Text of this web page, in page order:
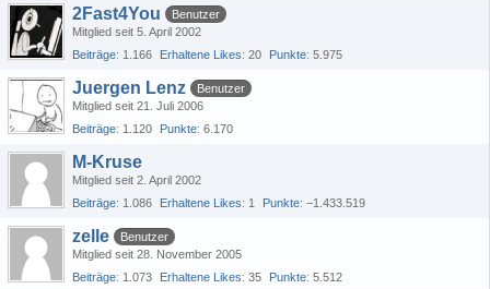
2Fast4You
Benutzer
Mitglied seit 5. April 2002
Beiträge 1.166 Erhaltene Likes 20 Punkte 5.975
Juergen Lenz
Benutzer
Mitglied seit 21. Juli 2006
Beiträge 1.120 Punkte 6.170
M-Kruse
Mitglied seit 2. April 2002
Beiträge 1.086 Erhaltene Likes 1 Punkte −1.433.519
zelle
Benutzer
Mitglied seit 28. November 2005
Beiträge 1.073 Erhaltene Likes 35 Punkte 5.512